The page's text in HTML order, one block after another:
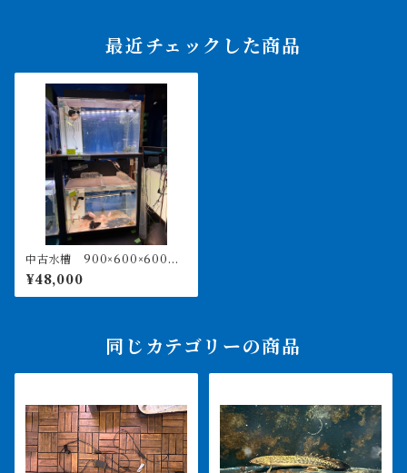
最近チェックした商品
中古水槽 900×600×600水
槽 上部濾過セット
¥48,000
同じカテゴリーの商品